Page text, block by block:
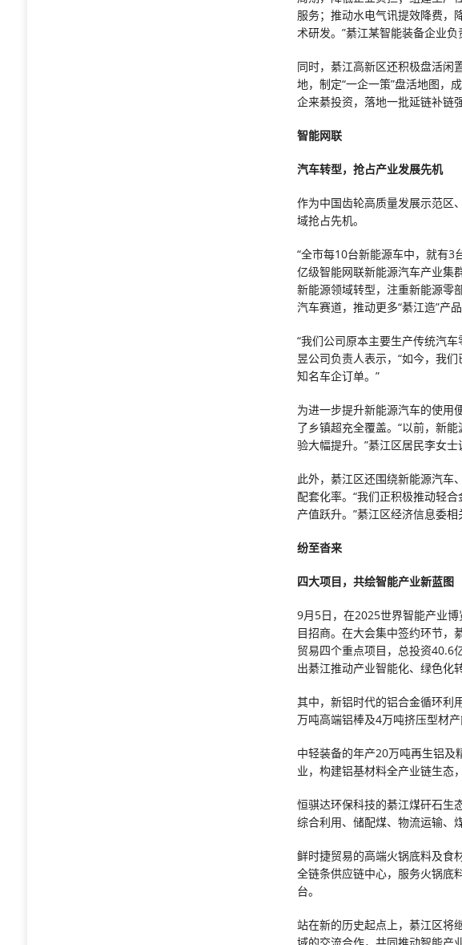
服务；推动水电气讯提效降费，
术研发。”綦江某智能装备企业负
同时，綦江高新区还积极盘活闲
地，制定“一企一策”盘活地图，
企来綦投资，落地一批延链补链
智能网联
汽车转型，抢占产业发展先机
作为中国齿轮高质量发展示范区
域抢占先机。
“全市每10台新能源车中，就有3
亿级智能网联新能源汽车产业集
新能源领域转型，注重新能源零
汽车赛道，推动更多“綦江造”产
“我们公司原本主要生产传统汽
昱公司负责人表示，“如今，我
知名车企订单。”
为进一步提升新能源汽车的使用
了乡镇超充全覆盖。“以前，新
验大幅提升。”綦江区居民李女士
此外，綦江区还围绕新能源汽车
配套化率。“我们正积极推动轻
产值跃升。”綦江区经济信息委相
纷至沓来
四大项目，共绘智能产业新蓝图
9月5日，在2025世界智能产业
目招商。在大会集中签约环节，
贸易四个重点项目，总投资40.6
出綦江推动产业智能化、绿色化
其中，新铝时代的铝合金循环利
万吨高端铝棒及4万吨挤压型材产
中轻装备的年产20万吨再生铝
业，构建铝基材料全产业链生态
恒骐达环保科技的綦江煤矸石生
综合利用、储配煤、物流运输、
鲜时捷贸易的高端火锅底料及食
全链条供应链中心，服务火锅底
台。
站在新的历史起点上，綦江区将